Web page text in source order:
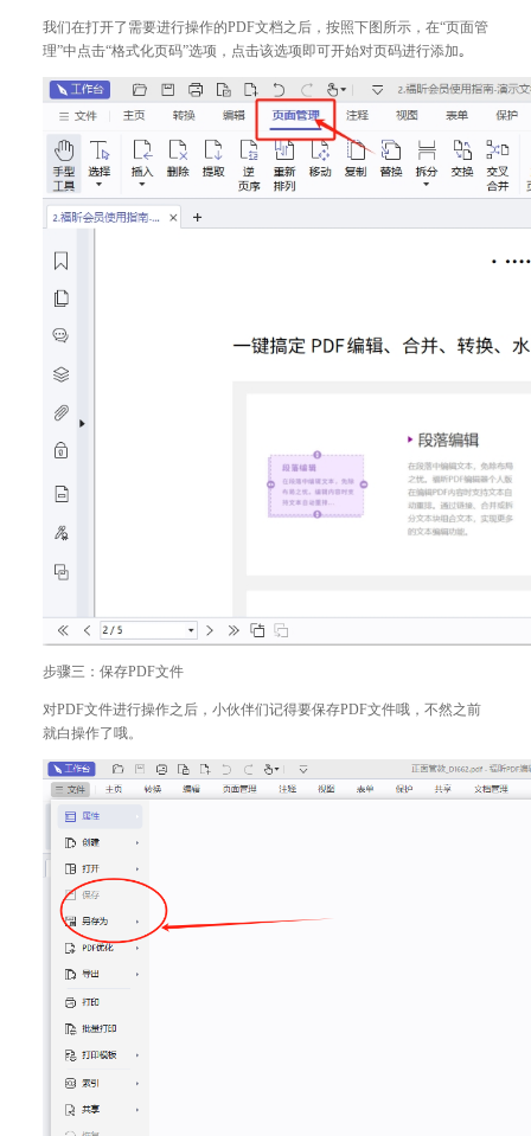
我们在打开了需要进行操作的PDF文档之后，按照下图所示，在“页面管
理”中点击“格式化页码”选项，点击该选项即可开始对页码进行添加｡
步骤三：保存PDF文件
对PDF文件进行操作之后，小伙伴们记得要保存PDF文件哦，不然之前
就白操作了哦。